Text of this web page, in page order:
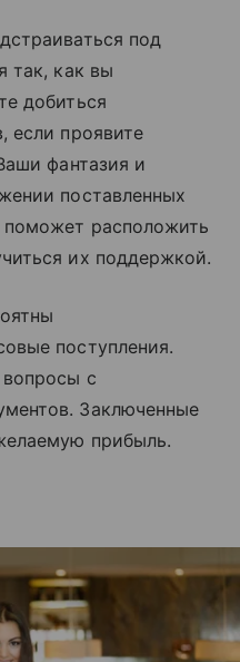
под
так, как вы
добиться
если проявите
фантазия и
поставленных
поможет расположить
их поддержкой.
поступления.
с
Заключенные
прибыль.